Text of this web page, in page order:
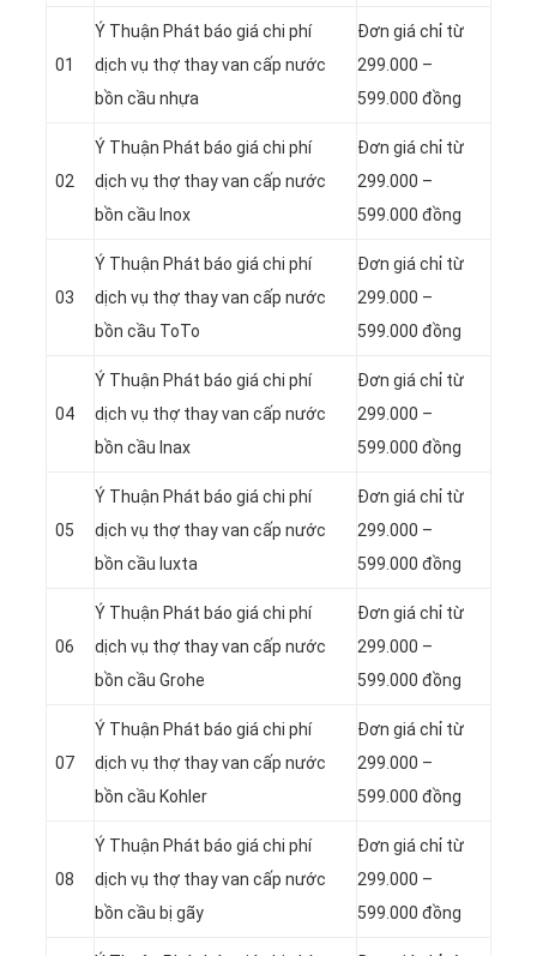
01
Ý Thuận Phát báo giá chi phí
dịch vụ thợ thay van cấp nước
bồn cầu nhựa
Đơn giá chỉ từ
299.000 –
599.000 đồng
02
Ý Thuận Phát báo giá chi phí
dịch vụ thợ thay van cấp nước
bồn cầu Inox
Đơn giá chỉ từ
299.000 –
599.000 đồng
03
Ý Thuận Phát báo giá chi phí
dịch vụ thợ thay van cấp nước
bồn cầu ToTo
Đơn giá chỉ từ
299.000 –
599.000 đồng
04
Ý Thuận Phát báo giá chi phí
dịch vụ thợ thay van cấp nước
bồn cầu Inax
Đơn giá chỉ từ
299.000 –
599.000 đồng
05
Ý Thuận Phát báo giá chi phí
dịch vụ thợ thay van cấp nước
bồn cầu Iuxta
Đơn giá chỉ từ
299.000 –
599.000 đồng
06
Ý Thuận Phát báo giá chi phí
dịch vụ thợ thay van cấp nước
bồn cầu Grohe
Đơn giá chỉ từ
299.000 –
599.000 đồng
07
Ý Thuận Phát báo giá chi phí
dịch vụ thợ thay van cấp nước
bồn cầu Kohler
Đơn giá chỉ từ
299.000 –
599.000 đồng
08
Ý Thuận Phát báo giá chi phí
dịch vụ thợ thay van cấp nước
bồn cầu bị gãy
Đơn giá chỉ từ
299.000 –
599.000 đồng